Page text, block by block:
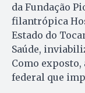
da Fundação
filantrópica
Estado do
Saúde,
Como exposto,
federal que